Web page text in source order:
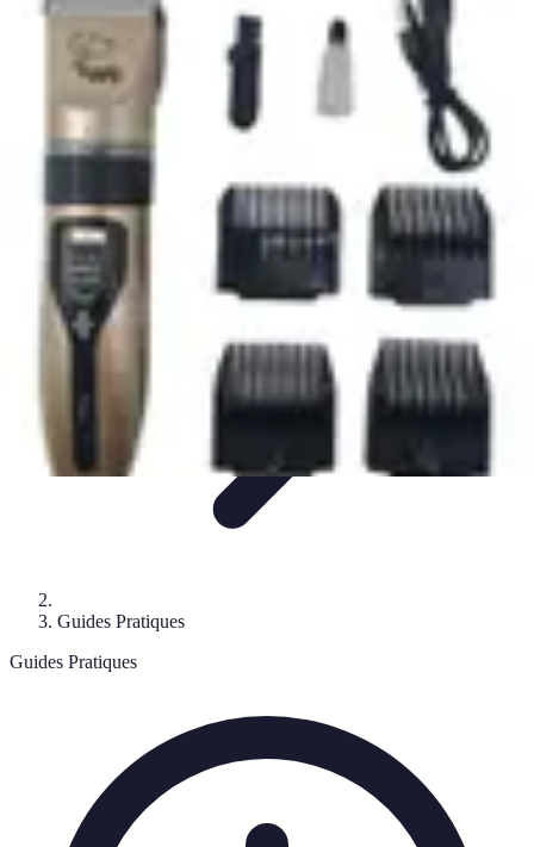
Shopping Accessible
Compréhension de l'accessibilité Accessibilité Guides pratiques
Mode Accessible
Shopping Accessible
Guides Pratiques
Guides Pratiques